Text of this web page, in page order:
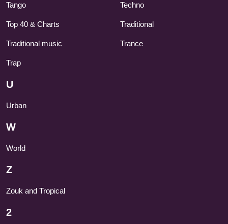
Tango Techno
Top 40 & Charts Traditional
Traditional music Trance
Trap
U
Urban
W
World
Z
Zouk and Tropical
2